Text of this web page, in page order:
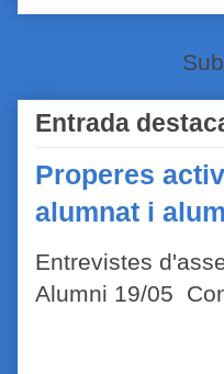
Entrada
Properes
alumnat i
Entrevistes
Alumni 19/05